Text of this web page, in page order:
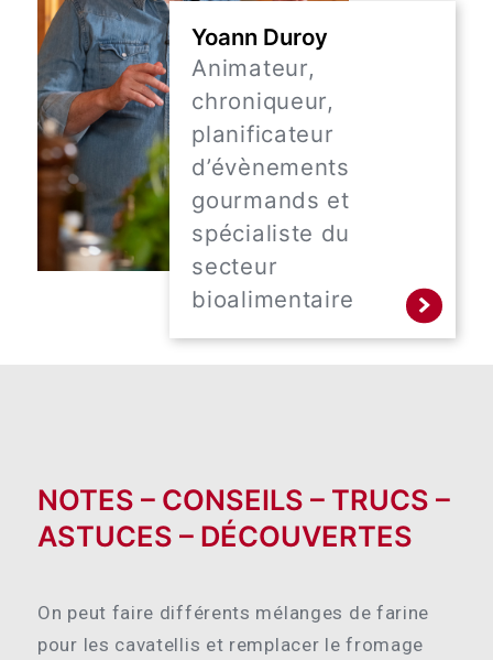
Yoann Duroy
Animateur,
chroniqueur,
planificateur
d’évènements
gourmands et
spécialiste du
secteur
bioalimentaire
NOTES – CONSEILS – TRUCS –
ASTUCES – DÉCOUVERTES
On peut faire différents mélanges de farine
pour les cavatellis et remplacer le fromage